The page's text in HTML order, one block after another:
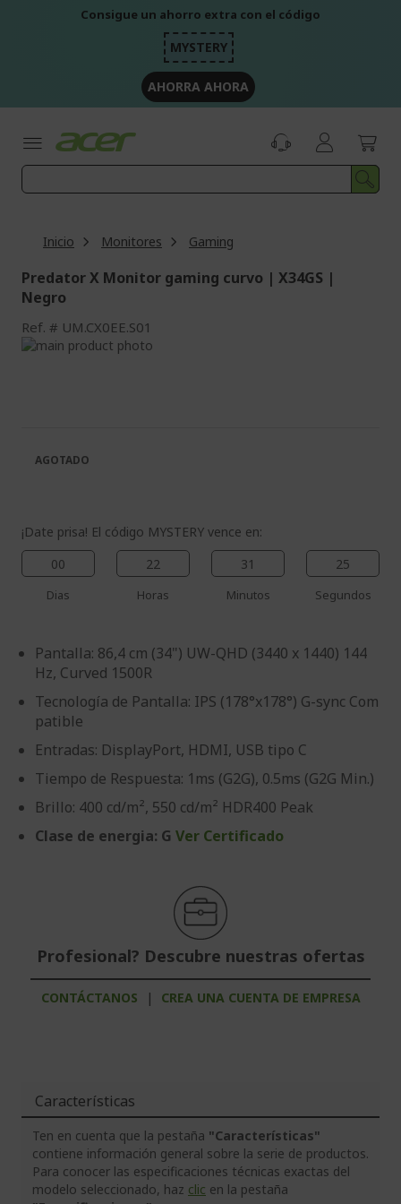
Consigue un ahorro extra con el código
MYSTERY
AHORRA AHORA
Inicio Monitores Gaming
Predator X Monitor gaming curvo | X34GS |
Negro
Ref. UM.CX0EE.S01
Saltar
imágenes
galería
¡Date prisa! El código MYSTERY vence en:
00
Dias
22
Horas
31
Minutos
24
Segundos
Pantalla: 86,4 cm (34") UW-QHD (3440 x 1440) 144
Hz, Curved 1500R
Tecnología de Pantalla: IPS (178°x178°) G-sync Com
patible
Entradas: DisplayPort, HDMI, USB tipo C
Tiempo de Respuesta: 1ms (G2G), 0.5ms (G2G Min.)
Brillo: 400 cd/m², 550 cd/m² HDR400 Peak
Clase de energia: G Ver Certificado
Profesional? Descubre nuestras ofertas
CONTÁCTANOS | CREA UNA CUENTA DE EMPRESA
AGOTADO
Características
Ten en cuenta que la pestaña "Características"
contiene información general sobre la serie de productos.
Para conocer las especificaciones técnicas exactas del
modelo seleccionado, haz clic en la pestaña